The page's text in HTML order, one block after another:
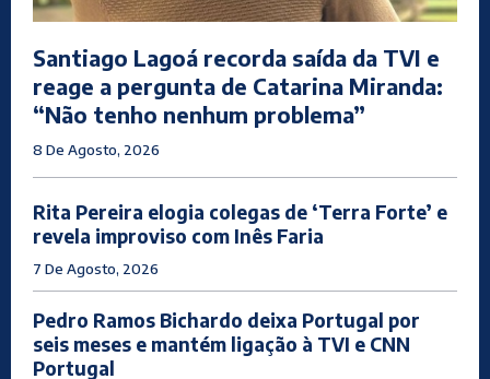
Santiago Lagoá recorda saída da TVI e
reage a pergunta de Catarina Miranda:
“Não tenho nenhum problema”
8 De Agosto, 2026
Rita Pereira elogia colegas de ‘Terra Forte’ e
revela improviso com Inês Faria
7 De Agosto, 2026
Pedro Ramos Bichardo deixa Portugal por
seis meses e mantém ligação à TVI e CNN
Portugal